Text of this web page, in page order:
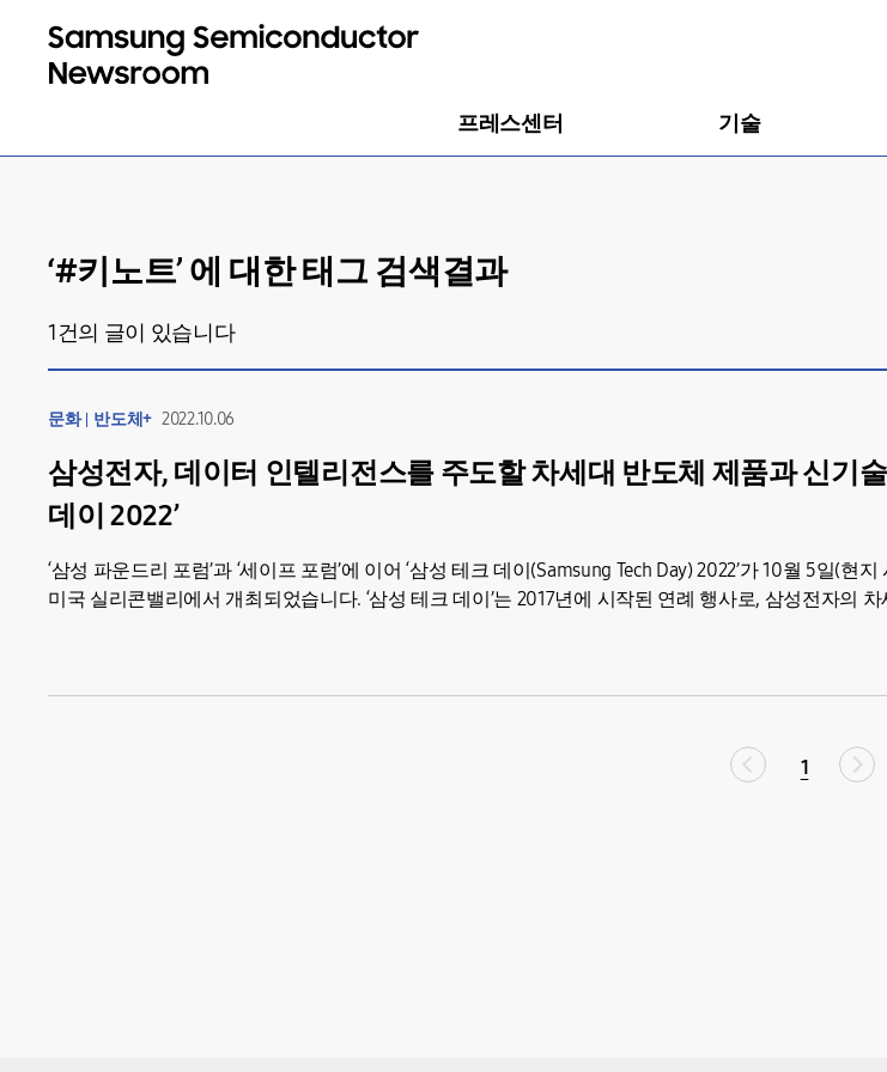
프레스센터 기술
‘#키노트’ 에 대한 태그 검색결과
1건의 글이 있습니다
문화 반도체+ 2022.10.06
삼성전자, 데이터 인텔리전스를 주도할 차세대 반도체 제품과 신기
데이 2022’
‘삼성 파운드리 포럼’과 ‘세이프 포럼’에 이어 ‘삼성 테크 데이(Samsung Tech Day) 2022’가 10월 5일(현
미국 실리콘밸리에서 개최되었습니다. ‘삼성 테크 데이’는 2017년에 시작된 연례 행사로, 삼성전자의
1